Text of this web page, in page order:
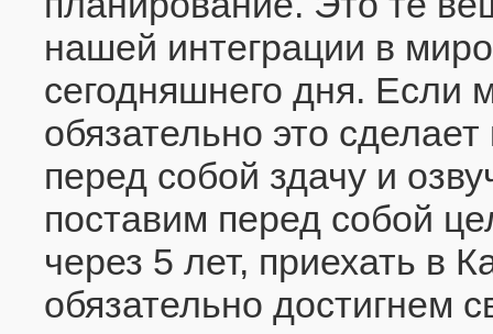
нашей интеграции в
сегодняшнего дня. Если
обязательно это
перед собой здачу и
поставим перед собой
через 5 лет, приехать в
обязательно достигнем